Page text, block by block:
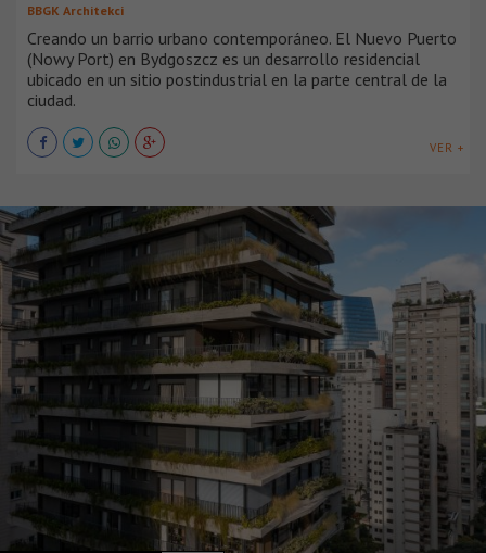
BBGK Architekci
Creando un barrio urbano contemporáneo. El Nuevo Puerto
(Nowy Port) en Bydgoszcz es un desarrollo residencial
ubicado en un sitio postindustrial en la parte central de la
ciudad.
VER +